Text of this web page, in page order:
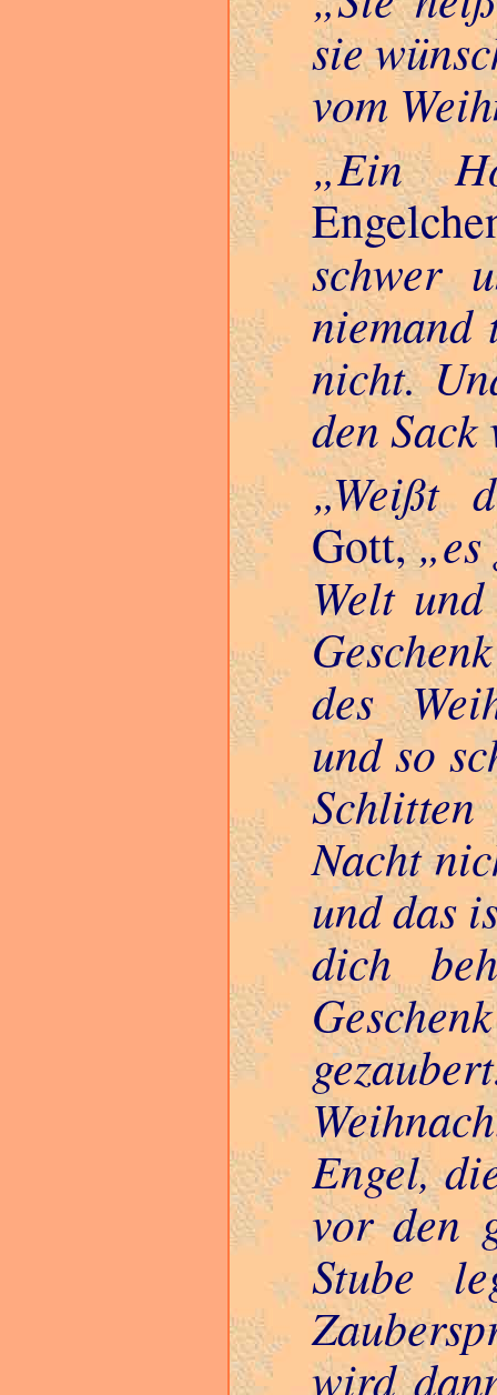
sie
vom
Ein
schwer
niemand
nicht.
den Sack
Weißt
Gott,
Welt
des
und so
Nacht
und das
dich
Engel,
vor den
Stube
wird